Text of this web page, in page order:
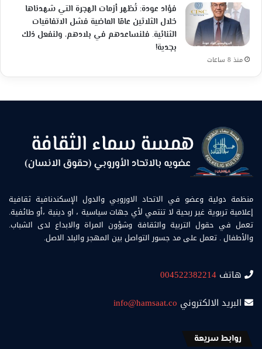
فؤاد عودة: تُظهر أزمات الهجرة التي شهدناها
خلال الثلاثين عامًا الماضية فشل الاتفاقيات
الثنائية. فلنساعدهم في بلادهم، ولنفعل ذلك
بجدية!
منذ 8 ساعات
منظمة دولية وعضو في الاتحاد الاوروبي والدول الإسكندنافية ثقافية
إعلامية تربوية غير ربحية لا تنتمي لأي جهات سياسية ، او دينية ،أو طائفية.
تعمل في حقول التربية والثقافة وشؤون المراة والابداع لدى الشباب.
والأطفال . تعمل على مد جسور التواصل بين المهجر والبلد الاصل.
هاتف 004522382214
البريد الالكتروني info@hamsaat.co
روابط سريعة